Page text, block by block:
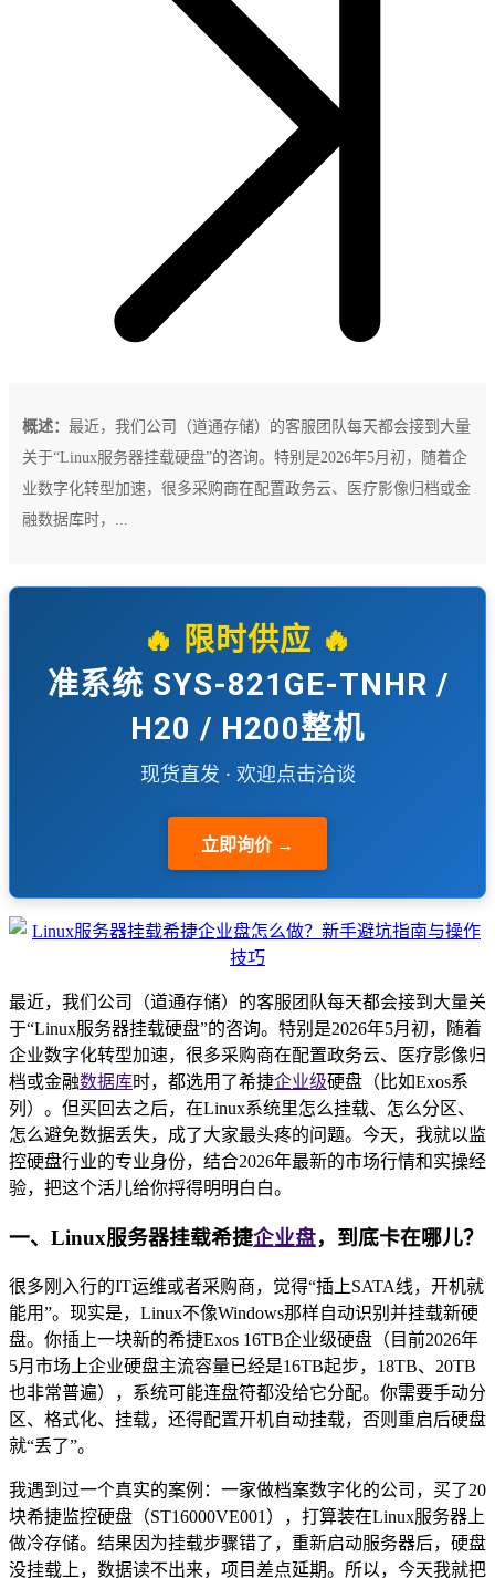
概述： 最近，我们公司（道通存储）的客服团队每天都会接到大量
关于“Linux服务器挂载硬盘”的咨询。特别是2026年5月初，随着企
业数字化转型加速，很多采购商在配置政务云、医疗影像归档或金
融数据库时，...
🔥 限时供应 🔥
准系统 SYS-821GE-TNHR /
H20 / H200整机
现货直发 · 欢迎点击洽谈
立即询价 →
最近，我们公司（道通存储）的客服团队每天都会接到大量关
于“Linux服务器挂载硬盘”的咨询。特别是2026年5月初，随着
企业数字化转型加速，很多采购商在配置政务云、医疗影像归
档或金融数据库时，都选用了希捷企业级硬盘（比如Exos系
列）。但买回去之后，在Linux系统里怎么挂载、怎么分区、
怎么避免数据丢失，成了大家最头疼的问题。今天，我就以监
控硬盘行业的专业身份，结合2026年最新的市场行情和实操经
验，把这个活儿给你捋得明明白白。
一、Linux服务器挂载希捷企业盘，到底卡在哪儿？
很多刚入行的IT运维或者采购商，觉得“插上SATA线，开机就
能用”。现实是，Linux不像Windows那样自动识别并挂载新硬
盘。你插上一块新的希捷Exos 16TB企业级硬盘（目前2026年
5月市场上企业硬盘主流容量已经是16TB起步，18TB、20TB
也非常普遍），系统可能连盘符都没给它分配。你需要手动分
区、格式化、挂载，还得配置开机自动挂载，否则重启后硬盘
就“丢了”。
我遇到过一个真实的案例：一家做档案数字化的公司，买了20
块希捷监控硬盘（ST16000VE001），打算装在Linux服务器上
做冷存储。结果因为挂载步骤错了，重新启动服务器后，硬盘
没挂载上，数据读不出来，项目差点延期。所以，今天我就把